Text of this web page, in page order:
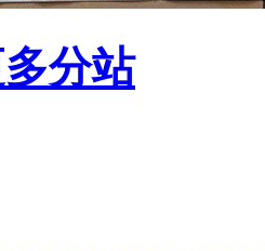
分站